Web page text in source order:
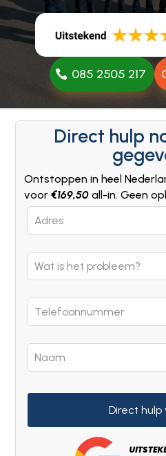
085 2505 217
Direct hulp
Ontstoppen in heel
voor€169,50 all-in. Geen
Leave
this
blank
Direct hulp